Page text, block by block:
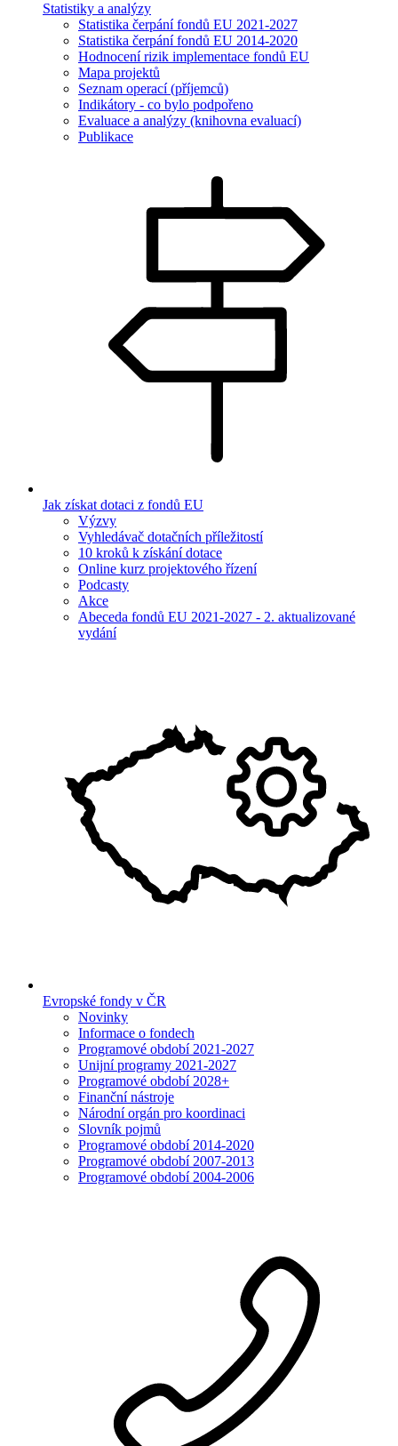
Statistiky a analýzy
Statistika čerpání fondů EU 2021-2027
Statistika čerpání fondů EU 2014-2020
Hodnocení rizik implementace fondů EU
Mapa projektů
Seznam operací (příjemců)
Indikátory - co bylo podpořeno
Evaluace a analýzy (knihovna evaluací)
Publikace
Jak získat dotaci z fondů EU
Výzvy
Vyhledávač dotačních příležitostí
10 kroků k získání dotace
Online kurz projektového řízení
Podcasty
Akce
Abeceda fondů EU 2021-2027 - 2. aktualizované
vydání
Evropské fondy v ČR
Novinky
Informace o fondech
Programové období 2021-2027
Unijní programy 2021-2027
Programové období 2028+
Finanční nástroje
Národní orgán pro koordinaci
Slovník pojmů
Programové období 2014-2020
Programové období 2007-2013
Programové období 2004-2006